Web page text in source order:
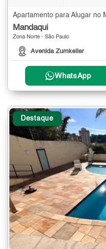
Apartamento para Alugar no
Mandaqui
Zona Norte - São Paulo
Avenida Zumkeller
WhatsApp
Destaque